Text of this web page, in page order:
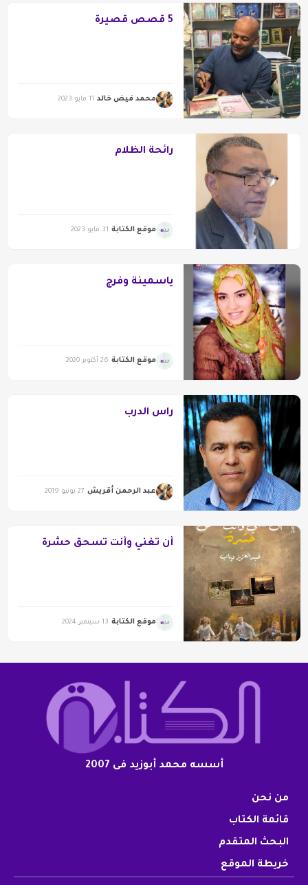
5 قصص قصيرة
محمد فيض خالد 11 مايو 2023
رائحة الظلام
موقع الكتابة 31 مايو 2023
ياسمينة وفرج
موقع الكتابة 26 أكتوبر 2020
راس الدرب
عبد الرحمن أقريش 27 يونيو 2019
أن تغني وأنت تسحق حشرة
موقع الكتابة 13 سبتمبر 2024
أسسه محمد أبوزيد فى 2007
من نحن
قائمة الكتاب
البحث المتقدم
خريطة الموقع